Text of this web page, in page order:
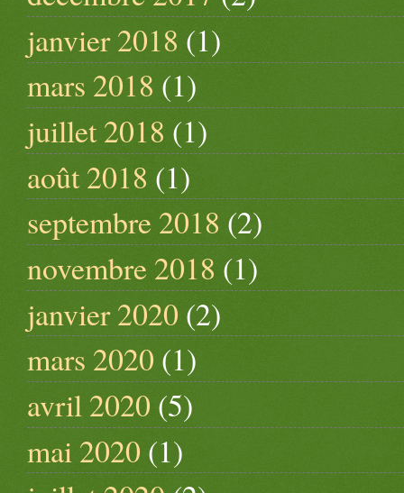
janvier 2018 (1)
mars 2018 (1)
juillet 2018 (1)
août 2018 (1)
septembre 2018 (2)
novembre 2018 (1)
janvier 2020 (2)
mars 2020 (1)
avril 2020 (5)
mai 2020 (1)